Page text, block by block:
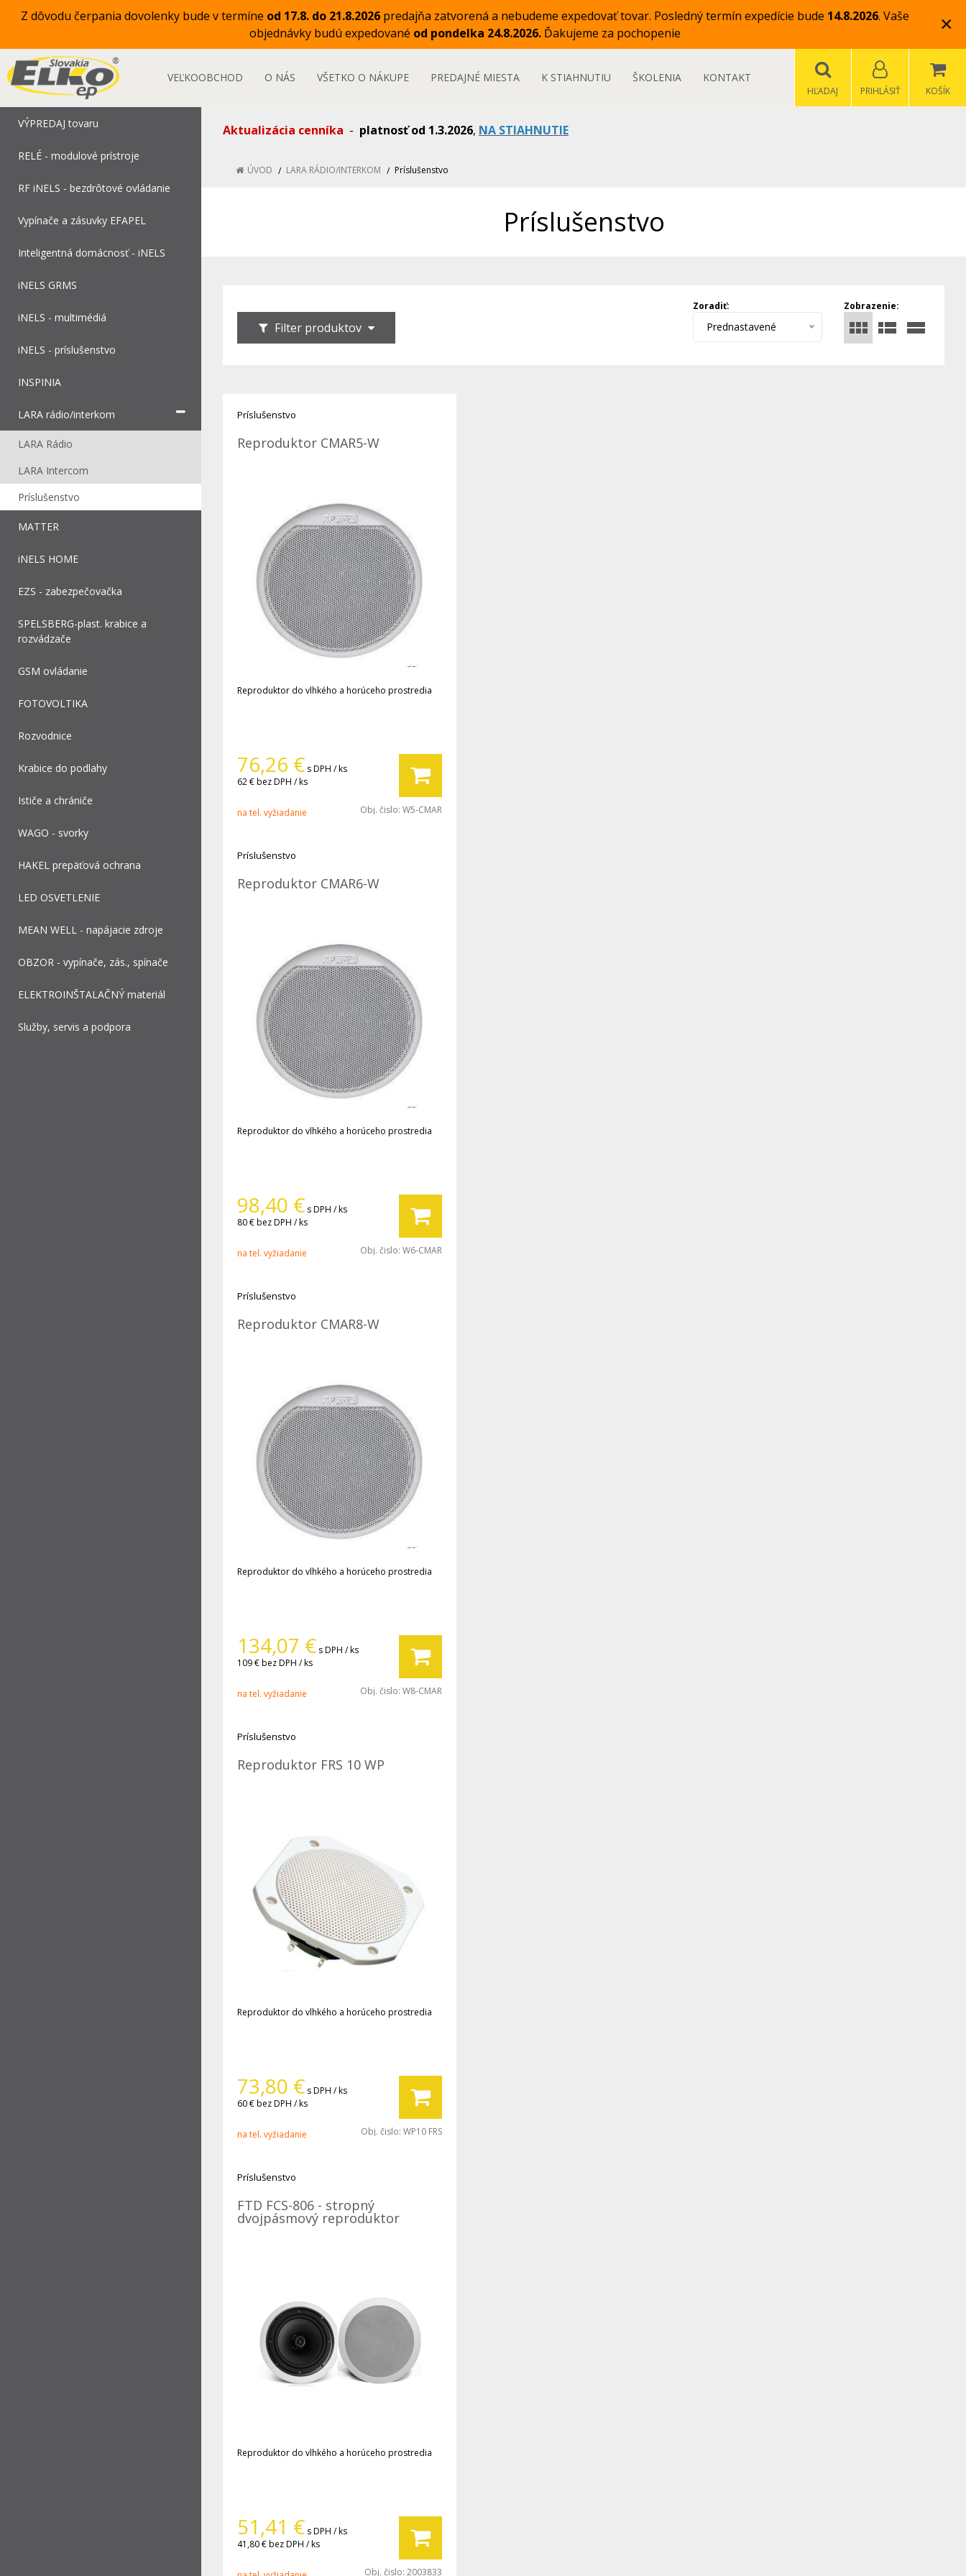
Z dôvodu čerpania dovolenky bude v termíne od 17.8. do 21.8.2026 predajňa zatvorená a nebudeme expedovať tovar. Posledný termín expedície bude 14.8.2026. Vaše
objednávky budú expedované od pondelka 24.8.2026. Ďakujeme za pochopenie ×
VEĽKOOBCHOD O NÁS VŠETKO O NÁKUPE PREDAJNÉ MIESTA K STIAHNUTIU ŠKOLENIA KONTAKT
KOŠÍK
PRIHLÁSIŤ
HĽADAJ
VÝPREDAJ tovaru
RELÉ - modulové prístroje
RF iNELS - bezdrôtové ovládanie
Vypínače a zásuvky EFAPEL
Inteligentná domácnosť - iNELS
iNELS GRMS
iNELS - multimédiá
iNELS - príslušenstvo
INSPINIA
LARA rádio/interkom
LARA Rádio
LARA Intercom
Príslušenstvo
MATTER
iNELS HOME
EZS - zabezpečovačka
SPELSBERG-plast. krabice a
rozvádzače
GSM ovládanie
FOTOVOLTIKA
Rozvodnice
Krabice do podlahy
Ističe a chrániče
WAGO - svorky
HAKEL prepäťová ochrana
LED OSVETLENIE
MEAN WELL - napájacie zdroje
OBZOR - vypínače, zás., spínače
ELEKTROINŠTALAČNÝ materiál
Služby, servis a podpora
Aktualizácia cenníka - platnosť od 1.3.2026, NA STIAHNUTIE
ÚVOD LARA RÁDIO/INTERKOM Príslušenstvo
Príslušenstvo
Filter produktov
Zobrazenie:
Zoradiť:
Prednastavené
Príslušenstvo
Reproduktor CMAR5-W
Reproduktor do vlhkého a horúceho prostredia
76,26 € s DPH / ks
62 €bez DPH / ks
na tel. vyžiadanie Obj. čislo: W5-CMAR
Príslušenstvo
Reproduktor CMAR6-W
Reproduktor do vlhkého a horúceho prostredia
98,40 € s DPH / ks
80 €bez DPH / ks
na tel. vyžiadanie Obj. čislo: W6-CMAR
Príslušenstvo
Reproduktor CMAR8-W
Reproduktor do vlhkého a horúceho prostredia
134,07 € s DPH / ks
109 €bez DPH / ks
na tel. vyžiadanie Obj. čislo: W8-CMAR
Príslušenstvo
Reproduktor FRS 10 WP
Reproduktor do vlhkého a horúceho prostredia
73,80 € s DPH / ks
60 €bez DPH / ks
na tel. vyžiadanie Obj. čislo: WP10 FRS
Príslušenstvo
FTD FCS-806 - stropný
dvojpásmový reproduktor
Reproduktor do vlhkého a horúceho prostredia
51,41 € s DPH / ks
41,80 €bez DPH / ks
Obj. čislo: 2003833